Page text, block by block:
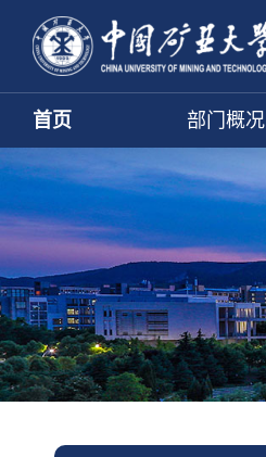
首页 部门概况